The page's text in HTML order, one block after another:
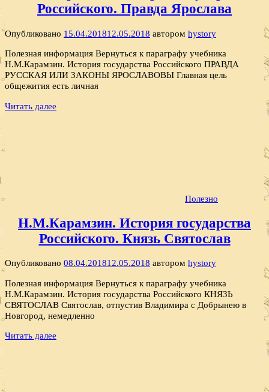
Российского. Правда Ярослава
Опубликовано 15.04.201812.05.2018 автором hystory
Полезная информация Вернуться к параграфу учебника
Н.М.Карамзин. История государства Российского ПРАВДА
РУССКАЯ ИЛИ ЗАКОНЫ ЯРОСЛАВОВЫ Главная цель
общежития есть личная
Читать далее
Полезно
Н.М.Карамзин. История государства
Российского. Князь Святослав
Опубликовано 08.04.201812.05.2018 автором hystory
Полезная информация Вернуться к параграфу учебника
Н.М.Карамзин. История государства Российского КНЯЗЬ
СВЯТОСЛАВ Святослав, отпустив Владимира с Добрынею в
Новгород, немедленно
Читать далее